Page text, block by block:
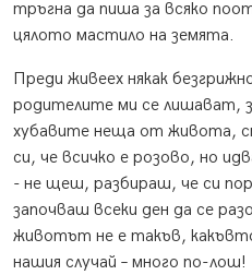
тръгна да пиша за всяко
цялото мастило на земята.
Преди живеех някак
родителите ми се лишават,
хубавите неща от живота,
си, че всичко е розово, но
- не щеш, разбираш, че си
започваш всеки ден да се
животът не е такъв,
нашия случай – много по-лош!